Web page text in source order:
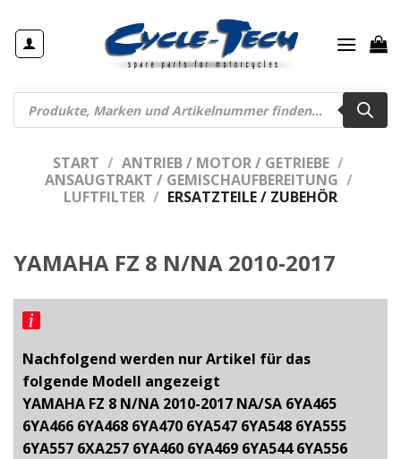
Inhalt
springen
Products
search
START / ANTRIEB / MOTOR / GETRIEBE /
ANSAUGTRAKT / GEMISCHAUFBEREITUNG /
LUFTFILTER / ERSATZTEILE / ZUBEHÖR
YAMAHA FZ 8 N/NA 2010-2017
Nachfolgend werden nur Artikel für das
folgende Modell angezeigt
YAMAHA FZ 8 N/NA 2010-2017 NA/SA 6YA465
6YA466 6YA468 6YA470 6YA547 6YA548 6YA555
6YA557 6XA257 6YA460 6YA469 6YA544 6YA556